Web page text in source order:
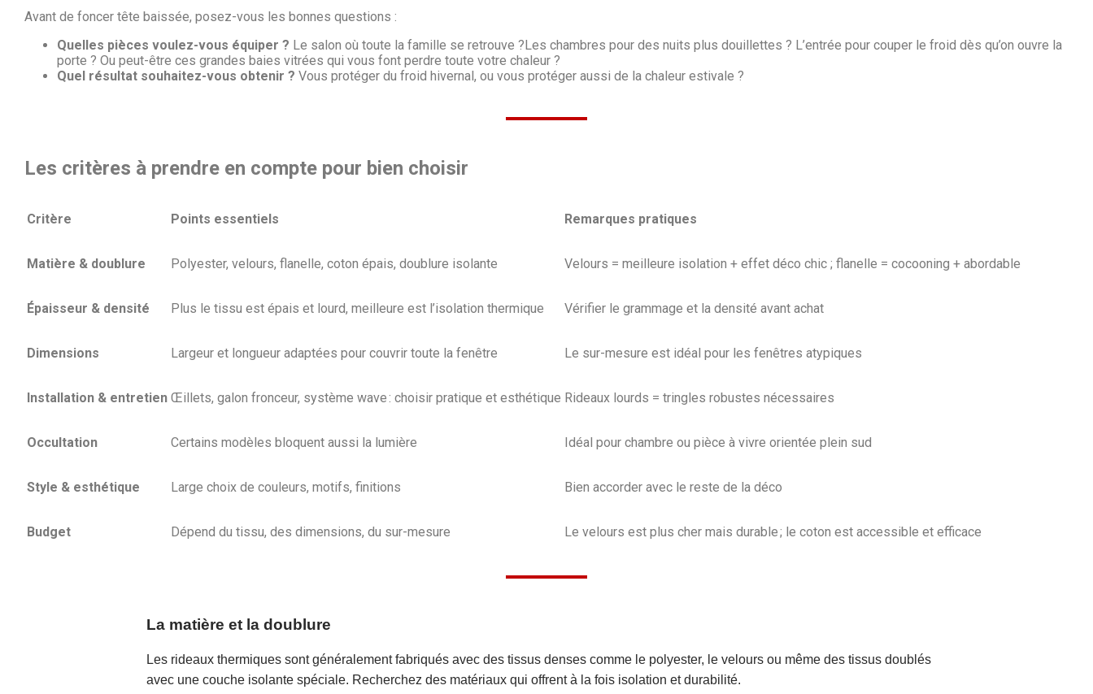
Avant de foncer tête baissée, posez-vous les bonnes questions :
Quelles pièces voulez-vous équiper ? Le salon où toute la famille se retrouve ?Les chambres pour des nuits plus douillettes ? L’entrée pour couper le froid dès qu’on ouvre la
porte ? Ou peut-être ces grandes baies vitrées qui vous font perdre toute votre chaleur ?
Quel résultat souhaitez-vous obtenir ? Vous protéger du froid hivernal, ou vous protéger aussi de la chaleur estivale ?
Les critères à prendre en compte pour bien choisir
Critère Points essentiels Remarques pratiques
Matière & doublure Polyester, velours, flanelle, coton épais, doublure isolante Velours = meilleure isolation + effet déco chic ; flanelle = cocooning + abordable
Épaisseur & densité Plus le tissu est épais et lourd, meilleure est l’isolation thermique Vérifier le grammage et la densité avant achat
Dimensions Largeur et longueur adaptées pour couvrir toute la fenêtre Le sur-mesure est idéal pour les fenêtres atypiques
Installation & entretien Œillets, galon fronceur, système wave : choisir pratique et esthétique Rideaux lourds = tringles robustes nécessaires
Occultation Certains modèles bloquent aussi la lumière Idéal pour chambre ou pièce à vivre orientée plein sud
Style & esthétique Large choix de couleurs, motifs, finitions Bien accorder avec le reste de la déco
Budget Dépend du tissu, des dimensions, du sur-mesure Le velours est plus cher mais durable ; le coton est accessible et efficace
La matière et la doublure
Les rideaux thermiques sont généralement fabriqués avec des tissus denses comme le polyester, le velours ou même des tissus doublés
avec une couche isolante spéciale. Recherchez des matériaux qui offrent à la fois isolation et durabilité.